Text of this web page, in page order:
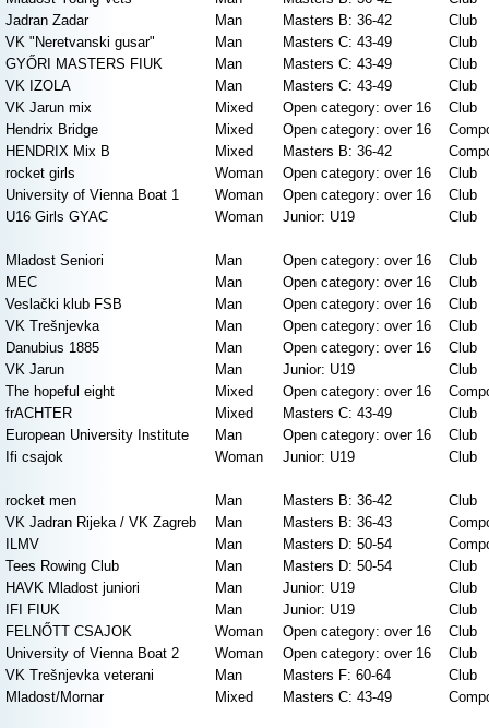
Jadran Zadar
Man Masters B: 36-42
Club
VK "Neretvanski gusar"
Man Masters C: 43-49
Club
GYŐRI MASTERS FIUK
Man Masters C: 43-49
Club
VK IZOLA
Man Masters C: 43-49
Club
VK Jarun mix
Mixed Open category: over 16
Club
Hendrix Bridge
Mixed Open category: over 16
HENDRIX Mix B
Mixed Masters B: 36-42
rocket girls
Woman Open category: over 16
Club
University of Vienna Boat 1
Woman Open category: over 16
Club
U16 Girls GYAC
Woman Junior: U19 Club
Mladost Seniori Man Open category: over 16
Club
MEC
Man Open category: over 16
Club
Veslački klub FSB
Man Open category: over 16
Club
VK Trešnjevka
Man Open category: over 16
Club
Danubius 1885
Man Open category: over 16
Club
VK Jarun
Man Junior: U19
Club
The hopeful eight
Mixed Open category: over 16
frACHTER
Mixed Masters C: 43-49
Club
European University Institute
Man Open category: over 16
Club
Ifi csajok
Woman Junior: U19 Club
rocket men Man Masters B: 36-42
Club
VK Jadran Rijeka / VK Zagreb
Man Masters B: 36-43
ILMV
Man Masters D: 50-54
Tees Rowing Club
Man Masters D: 50-54
Club
HAVK Mladost juniori
Man Junior: U19
Club
IFI FIUK
Man Junior: U19
Club
FELNŐTT CSAJOK
Woman Open category: over 16
Club
University of Vienna Boat 2
Woman Open category: over 16
Club
VK Trešnjevka veterani
Man Masters F: 60-64
Club
Mladost/Mornar
Mixed Masters C: 43-49